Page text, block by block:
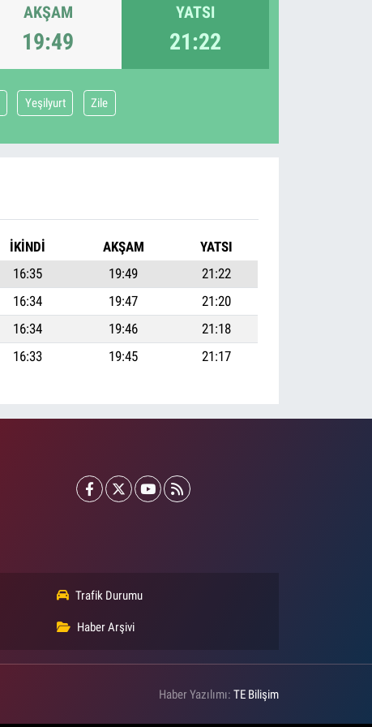
AKŞAM
19:49
YATSI
21:22
Yeşilyurt Zile
İKINDI AKŞAM
YATSI
16:35 19:49
21:22
16:34 19:47
21:20
16:34 19:46
21:18
16:33 19:45 21:17
Trafik Durumu
Haber Arşivi
Haber Yazılımı:TE Bilişim